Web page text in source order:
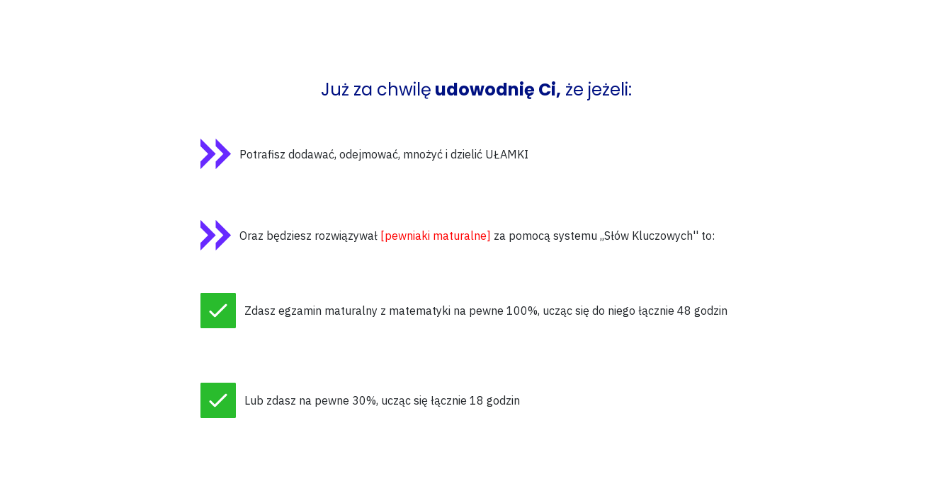
Już za chwilę udowodnię Ci, że jeżeli:
Potrafisz dodawać, odejmować, mnożyć i dzielić UŁAMKI
Oraz będziesz rozwiązywał [pewniaki maturalne] za pomocą systemu ,,Słów Kluczowych'' to:
Zdasz egzamin maturalny z matematyki na pewne 100%, ucząc się do niego łącznie 48 godzin
Lub zdasz na pewne 30%, ucząc się łącznie 18 godzin